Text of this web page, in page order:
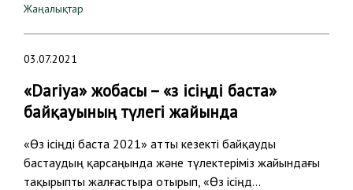
Жаңалықтар
03.07.2021
«Dariya» жобасы – «Өз ісіңді баста»
байқауының түлегі жайында
«Өз ісіңді баста 2021» атты кезекті байқауды
бастаудың қарсаңында және түлектеріміз жайындағы
тақырыпты жалғастыра отырып, «Өз ісіңд…